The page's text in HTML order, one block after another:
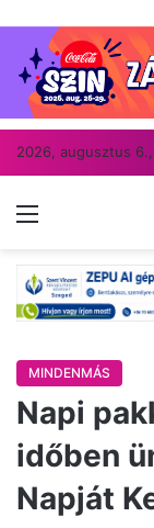
2026, augusztus
Menü
MINDENMÁS
Napi
időben
Napját